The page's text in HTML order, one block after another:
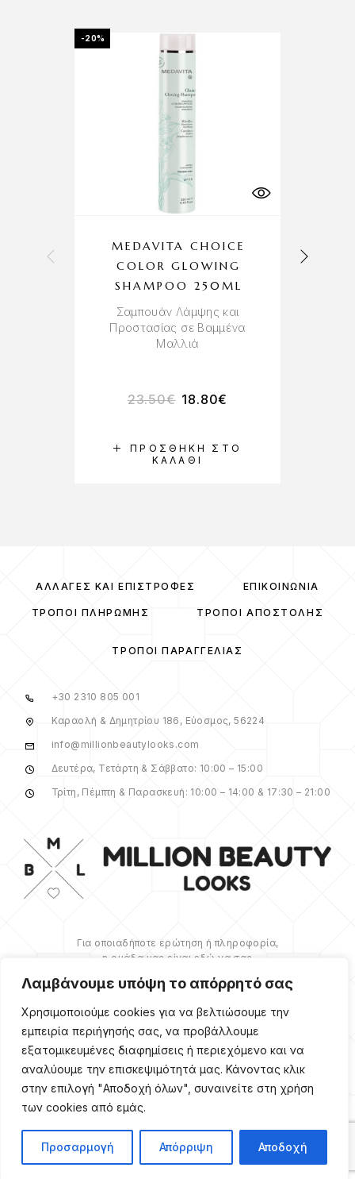
Λαμβάνουμε υπόψη το απόρρητό σας
Χρησιμοποιούμε cookies για να βελτιώσουμε την
εμπειρία περιήγησής σας, να προβάλλουμε
εξατομικευμένες διαφημίσεις ή περιεχόμενο και να
αναλύουμε την επισκεψιμότητά μας. Κάνοντας κλικ
στην επιλογή "Αποδοχή όλων", συναινείτε στη χρήση
των cookies από εμάς.
Προσαρμογή Απόρριψη Αποδοχή
-20%
ΠΡΟΣΘΉΚΗ ΣΤΟ
ΚΑΛΆΘΙ
MEDAVITA CHOICE
COLOR GLOWING
SHAMPOO 250ML
Σαμπουάν Λάμψης και
Προστασίας σε Βαμμένα
Μαλλιά
23.50€ 18.80€
ΑΛΛΑΓΈΣ ΚΑΙ ΕΠΙΣΤΡΟΦΈΣ ΕΠΙΚΟΙΝΩΝΊΑ
ΤΡΌΠΟΙ ΠΛΗΡΩΜΉΣ ΤΡΌΠΟΙ ΑΠΟΣΤΟΛΉΣ
ΤΡΌΠΟΙ ΠΑΡΑΓΓΕΛΊΑΣ
+30 2310 805 001
Καραολή & Δημητρίου 186, Εύοσμος, 56224
info@millionbeautylooks.com
Δευτέρα, Τετάρτη & Σάββατο: 10:00 – 15:00
Τρίτη, Πέμπτη & Παρασκευή: 10:00 – 14:00 & 17:30 – 21:00
Για οποιαδήποτε ερώτηση ή πληροφορία,
η ομάδα μας είναι εδώ να σας
βοηθήσουμε.
ΠΕΡΙΣΣΌΤΕΡΑ
Copyright ©2026Million
Reserved. Κατασκευή
Webgrams